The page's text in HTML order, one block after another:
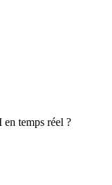
temps réel ?